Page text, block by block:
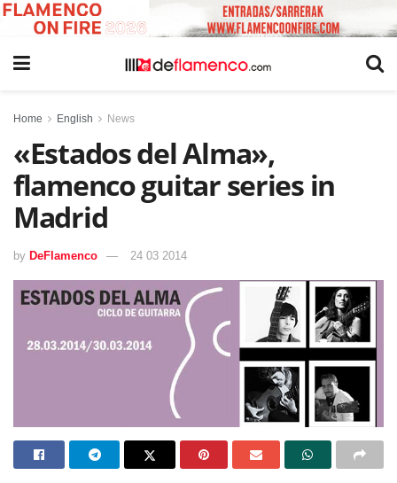
Home English News
«Estados del Alma»,
flamenco guitar series in
Madrid
by DeFlamenco 24 03 2014